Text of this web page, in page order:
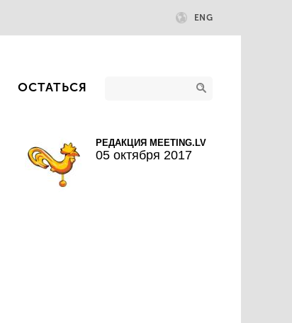
ENG
ОСТАТЬСЯ
РЕДАКЦИЯ MEETING.LV
05 октября 2017